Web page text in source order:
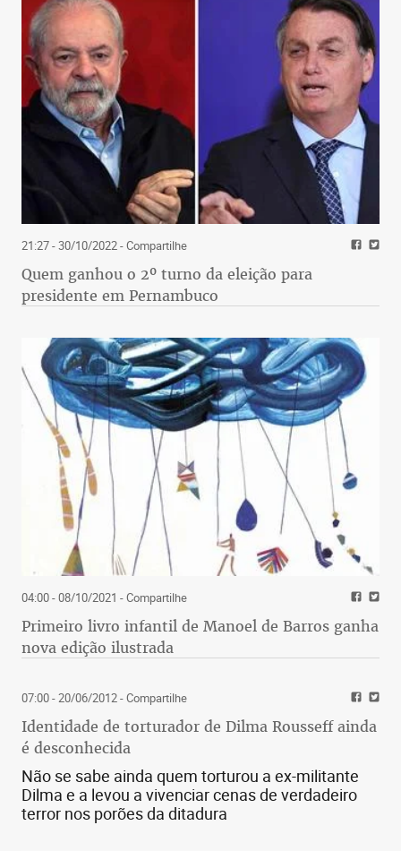
21:27 - 30/10/2022- Compartilhe
Quem ganhou o 2º turno da eleição para
presidente em Pernambuco
04:00 - 08/10/2021 - Compartilhe
Primeiro livro infantil de Manoel de Barros ganha
nova edição ilustrada
07:00 - 20/06/2012- Compartilhe
Identidade de torturador de Dilma Rousseff ainda
é desconhecida
Não se sabe ainda quem torturou a ex-militante
Dilma e a levou a vivenciar cenas de verdadeiro
terror nos porões da ditadura